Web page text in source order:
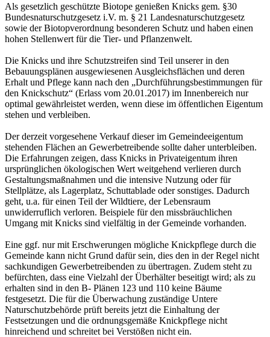
Als gesetzlich geschützte Biotope genießen Knicks gem. §30
Bundesnaturschutzgesetz i.V. m. § 21 Landesnaturschutzgesetz
sowie der Biotopverordnung besonderen Schutz und haben einen
hohen Stellenwert für die Tier- und Pflanzenwelt.
Die Knicks und ihre Schutzstreifen sind Teil unserer in den
Bebauungsplänen ausgewiesenen Ausgleichsflächen und deren
Erhalt und Pflege kann nach den „Durchführungsbestimmungen für
den Knickschutz“ (Erlass vom 20.01.2017) im Innenbereich nur
optimal gewährleistet werden, wenn diese im öffentlichen Eigentum
stehen und verbleiben.
Der derzeit vorgesehene Verkauf dieser im Gemeindeeigentum
stehenden Flächen an Gewerbetreibende sollte daher unterbleiben.
Die Erfahrungen zeigen, dass Knicks in Privateigentum ihren
ursprünglichen ökologischen Wert weitgehend verlieren durch
Gestaltungsmaßnahmen und die intensive Nutzung oder für
Stellplätze, als Lagerplatz, Schuttablade oder sonstiges. Dadurch
geht, u.a. für einen Teil der Wildtiere, der Lebensraum
unwiderruflich verloren. Beispiele für den missbräuchlichen
Umgang mit Knicks sind vielfältig in der Gemeinde vorhanden.
Eine ggf. nur mit Erschwerungen mögliche Knickpflege durch die
Gemeinde kann nicht Grund dafür sein, dies den in der Regel nicht
sachkundigen Gewerbetreibenden zu übertragen. Zudem steht zu
befürchten, dass eine Vielzahl der Überhälter beseitigt wird; als zu
erhalten sind in den B- Plänen 123 und 110 keine Bäume
festgesetzt. Die für die Überwachung zuständige Untere
Naturschutzbehörde prüft bereits jetzt die Einhaltung der
Festsetzungen und die ordnungsgemäße Knickpflege nicht
hinreichend und schreitet bei Verstößen nicht ein.